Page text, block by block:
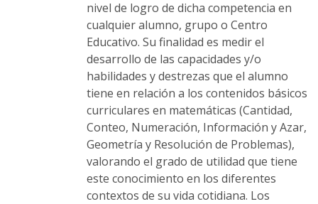
nivel de logro de dicha competencia en
cualquier alumno, grupo o Centro
Educativo. Su finalidad es medir el
desarrollo de las capacidades y/o
habilidades y destrezas que el alumno
tiene en relación a los contenidos básicos
curriculares en matemáticas (Cantidad,
Conteo, Numeración, Información y Azar,
Geometría y Resolución de Problemas),
valorando el grado de utilidad que tiene
este conocimiento en los diferentes
contextos de su vida cotidiana. Los